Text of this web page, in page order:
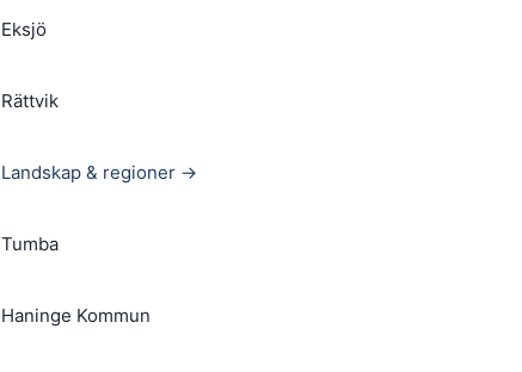
Eksjö
Rättvik
Landskap & regioner →
Tumba
Haninge Kommun